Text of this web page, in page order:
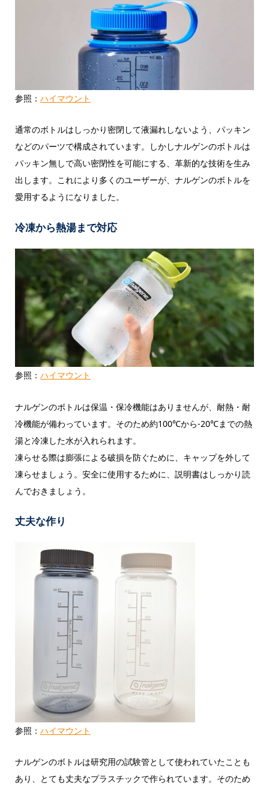
参照： ハイマウント
通常のボトルはしっかり密閉して液漏れしないよう、パッキン
などのパーツで構成されています。しかしナルゲンのボトルは
パッキン無しで高い密閉性を可能にする、革新的な技術を生み
出します。これにより多くのユーザーが、ナルゲンのボトルを
愛用するようになりました。
冷凍から熱湯まで対応
参照： ハイマウント
ナルゲンのボトルは保温・保冷機能はありませんが、耐熱・耐
冷機能が備わっています。そのため約100℃から-20℃までの熱
湯と冷凍した水が入れられます。
凍らせる際は膨張による破損を防ぐために、キャップを外して
凍らせましょう。安全に使用するために、説明書はしっかり読
んでおきましょう。
丈夫な作り
参照： ハイマウント
ナルゲンのボトルは研究用の試験管として使われていたことも
あり、とても丈夫なプラスチックで作られています。そのため